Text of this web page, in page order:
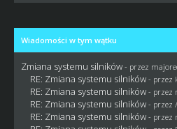
Wiadomości w tym wątku
Zmiana systemu silników - przez
RE: Zmiana systemu silników - przez
RE: Zmiana systemu silników - przez
RE: Zmiana systemu silników - przez
RE: Zmiana systemu silników - przez